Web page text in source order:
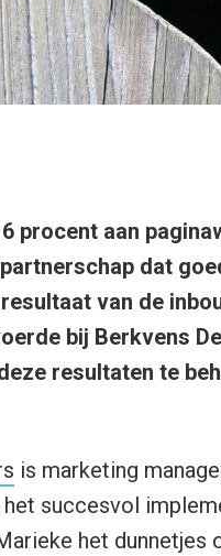
procent aan
dat
van de
bij Berkvens
resultaten te
is marketing
succesvol
het dunnetjes